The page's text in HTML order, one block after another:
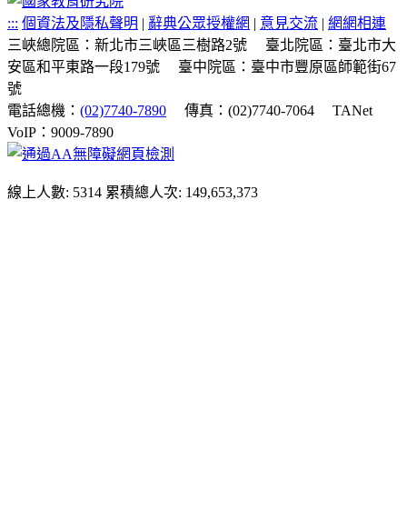
::: 個資法及隱私聲明 | 辭典公眾授權網 | 意見交流 | 網網相連
三峽總院區：新北市三峽區三樹路2號
臺北院區：臺北市大
安區和平東路一段179號
臺中院區：臺中市豐原區師範街67
號
電話總機： (02)7740-7890 傳真：(02)7740-7064
TANet
VoIP：9009-7890
線上人數: 5314 累積總人次: 149,653,373